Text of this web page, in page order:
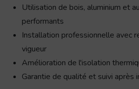
Utilisation de bois, aluminium et
performants
Installation professionnelle avec
vigueur
Amélioration de l'isolation
Garantie de qualité et suivi après